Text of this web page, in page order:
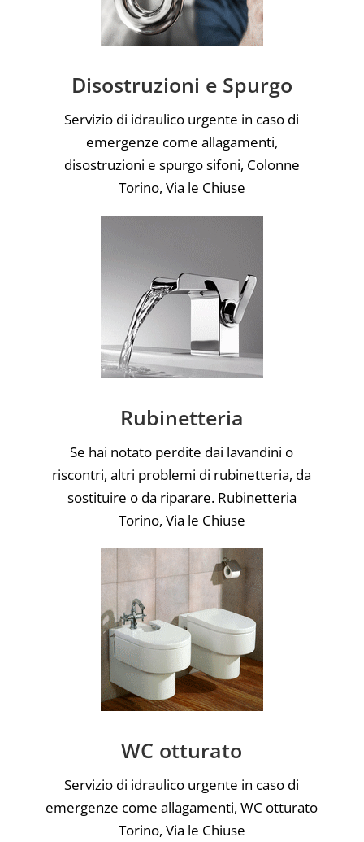
Disostruzioni e Spurgo
Servizio di idraulico urgente in caso di
emergenze come allagamenti,
disostruzioni e spurgo sifoni, Colonne
Torino, Via le Chiuse
Rubinetteria
Se hai notato perdite dai lavandini o
riscontri, altri problemi di rubinetteria, da
sostituire o da riparare. Rubinetteria
Torino, Via le Chiuse
WC otturato
Servizio di idraulico urgente in caso di
emergenze come allagamenti, WC otturato
Torino, Via le Chiuse